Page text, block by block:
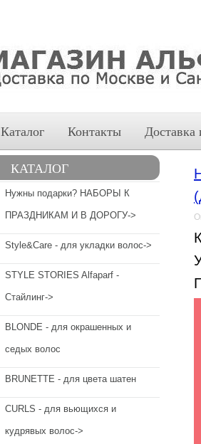
Каталог Контакты Доставка
КАТАЛОГ
Нужны подарки? НАБОРЫ К
ПРАЗДНИКАМ И В ДОРОГУ->
Style&Care - для укладки волос->
STYLE STORIES Alfaparf -
Стайлинг->
BLONDE - для окрашенных и
седых волос
BRUNETTE - для цвета шатен
CURLS - для вьющихся и
кудрявых волос->